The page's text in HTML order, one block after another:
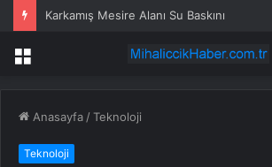
Karkamış Mesire Alanı Su Baskını
Menü
Anasayfa /Teknoloji
Teknoloji